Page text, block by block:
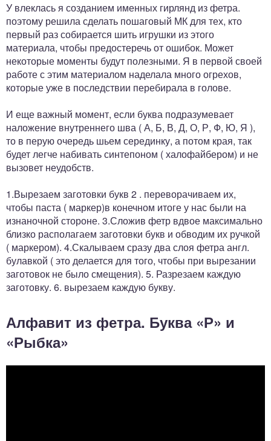
У влеклась я созданием именных гирлянд из фетра.
поэтому решила сделать пошаговый МК для тех, кто
первый раз собирается шить игрушки из этого
материала, чтобы предостеречь от ошибок. Может
некоторые моменты будут полезными. Я в первой своей
работе с этим материалом наделала много огрехов,
которые уже в последствии перебирала в голове.
И еще важный момент, если буква подразумевает
наложение внутреннего шва ( А, Б, В, Д, О, Р, Ф, Ю, Я ),
то в перую очередь шьем серединку, а потом края, так
будет легче набивать синтепоном ( халофайбером) и не
вызовет неудобств.
1.Вырезаем заготовки букв 2 . переворачиваем их,
чтобы паста ( маркер)в конечном итоге у нас были на
изнаночной стороне. 3.Сложив фетр вдвое максимально
близко располагаем заготовки букв и обводим их ручкой
( маркером). 4.Скалываем сразу два слоя фетра англ.
булавкой ( это делается для того, чтобы при вырезании
заготовок не было смещения). 5. Разрезаем каждую
заготовку. 6. вырезаем каждую букву.
Алфавит из фетра. Буква «Р» и
«Рыбка»